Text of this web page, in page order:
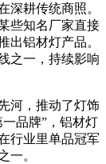
深耕传统商照。
些知名厂家直接
出铝材灯产品。
之一，持续影响
河，推动了灯饰
品牌”，铝材灯
行业里单品冠军
一。